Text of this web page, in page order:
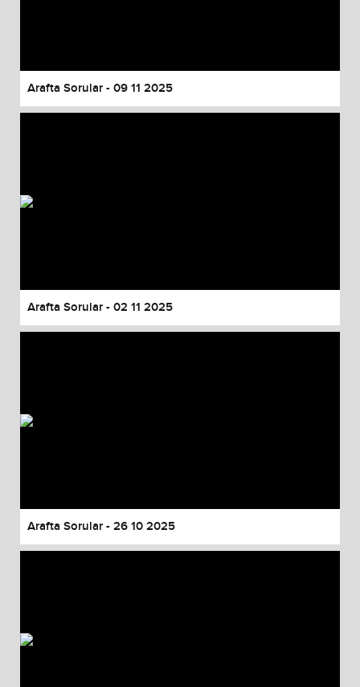
Arafta Sorular - 09 11 2025
Arafta Sorular - 02 11 2025
Arafta Sorular - 26 10 2025